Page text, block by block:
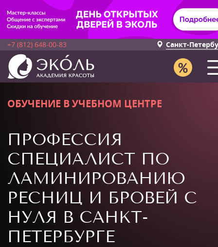
+7 (812) 648-00-83 Санкт-
ОБУЧЕНИЕ В УЧЕБНОМ ЦЕНТРЕ
ПРОФЕССИЯ
СПЕЦИАЛИСТ ПО
ЛАМИНИРОВАНИЮ
РЕСНИЦ И БРОВЕЙ С
НУЛЯ В САНКТ-
ПЕТЕРБУРГЕ